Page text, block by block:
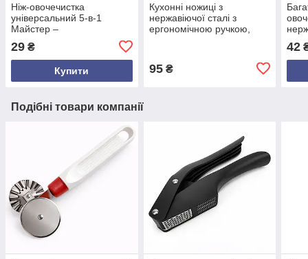
Ніж-овочечистка
універсальний 5-в-1
Майстер –
кухонний інструмент для
овочів і фруктів
29 ₴
Купити
Кухонні ножиці з
нержавіючої сталі з
ергономічною ручкою,
95₴
42
Подібні товари компанії